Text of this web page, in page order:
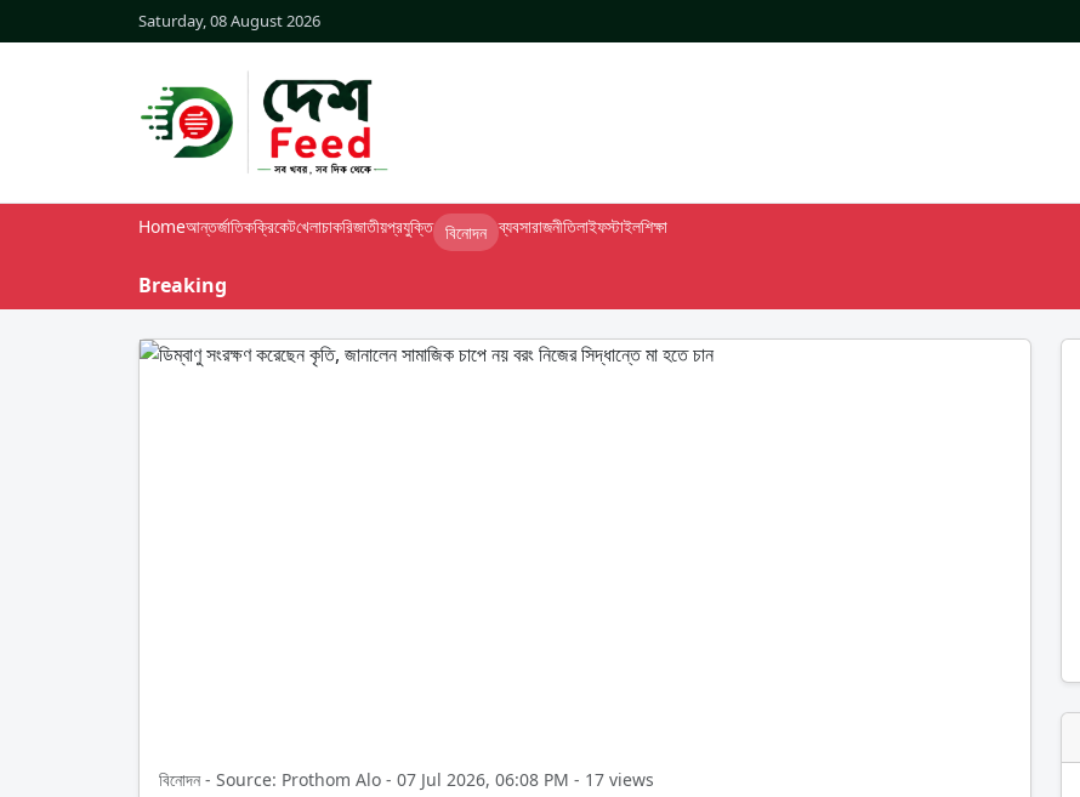
Saturday, 08 August 2026
Homeআন্তর্জাতিকক্রিকেটখেলাচাকরিজাতীয়প্রযুক্তি বিনোদন ব্যবসারাজনীতিলাইফস্টাইলশিক্ষা
Breaking
বিনোদন - Source: Prothom Alo - 07 Jul 2026, 06:08 PM - 17 views